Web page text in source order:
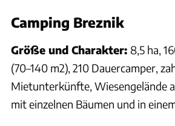
Camping Breznik
Größe und Charakter: 8,5 ha,
(70–140 m2), 210 Dauercamper,
Mietunterkünfte, Wiesengelände
mit einzelnen Bäumen und in